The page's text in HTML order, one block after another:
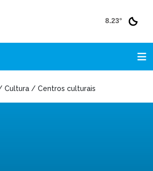
8.23°
/ Centros culturais